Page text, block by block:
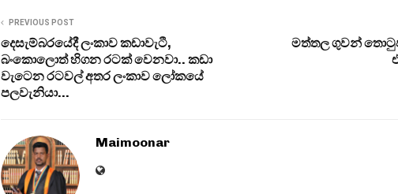
PREVIOUS POST
දෙසැම්බරයේදී ලංකාව කඩාවැටී,
බංකොලොත් හිගන රටක් වෙනවා.. කඩා
වැටෙන රටවල් අතර ලංකාව ලෝකයේ
පලවැනියා…
මත්තල ගුවන්
Maimoonar